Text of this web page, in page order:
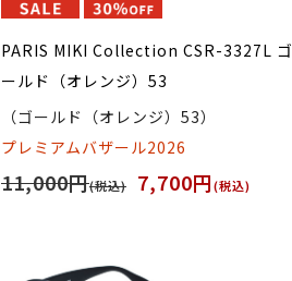
PARIS MIKI Collection CSR-3327L ゴ
ールド（オレンジ）53
（ゴールド（オレンジ）53）
プレミアムバザール2026
11,000円(税込) 7,700円(税込)